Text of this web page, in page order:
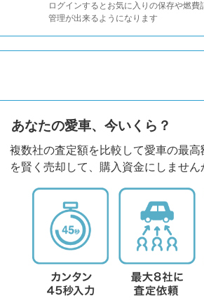
ログインするとお気に入りの保存や燃費
管理が出来るようになります
あなたの愛車、今いくら？
複数社の査定額を比較して愛車の最
を賢く売却して、購入資金にしません